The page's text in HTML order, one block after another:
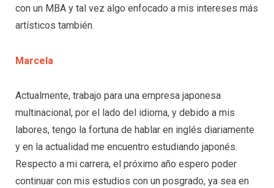
con un MBA y tal vez algo enfocado a mis intereses más
artísticos también.
Marcela
Actualmente, trabajo para una empresa japonesa
multinacional, por el lado del idioma, y debido a mis
labores, tengo la fortuna de hablar en inglés diariamente
y en la actualidad me encuentro estudiando japonés.
Respecto a mi carrera, el próximo año espero poder
continuar con mis estudios con un posgrado, ya sea en